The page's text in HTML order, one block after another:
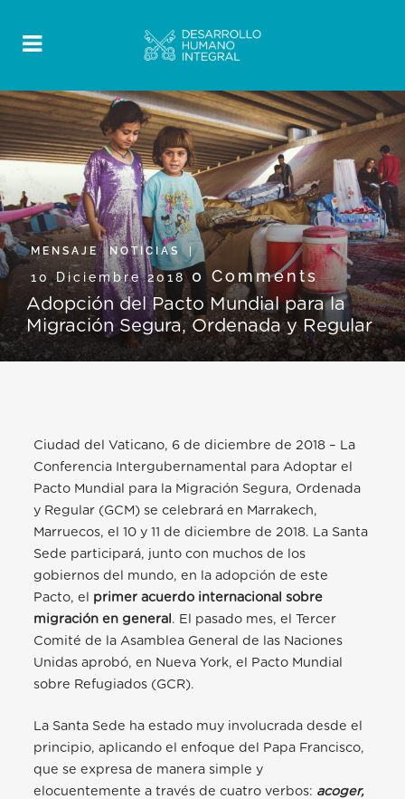
MENSAJE,NOTICIAS
10 Diciembre 2018 0 Comments
Adopción del Pacto Mundial para la
Migración Segura, Ordenada y Regular
Ciudad del Vaticano, 6 de diciembre de 2018 – La
Conferencia Intergubernamental para Adoptar el
Pacto Mundial para la Migración Segura, Ordenada
y Regular (GCM) se celebrará en Marrakech,
Marruecos, el 10 y 11 de diciembre de 2018. La Santa
Sede participará, junto con muchos de los
gobiernos del mundo, en la adopción de este
Pacto, el primer acuerdo internacional sobre
migración en general . El pasado mes, el Tercer
Comité de la Asamblea General de las Naciones
Unidas aprobó, en Nueva York, el Pacto Mundial
sobre Refugiados (GCR).
La Santa Sede ha estado muy involucrada desde el
principio, aplicando el enfoque del Papa Francisco,
que se expresa de manera simple y
elocuentemente a través de cuatro verbos: acoger,